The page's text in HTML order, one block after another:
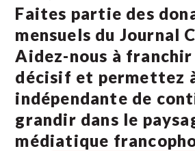
Faites partie des
mensuels du Journal
Aidez-nous à franchir
décisif et permettez
indépendante de
grandir dans le
médiatique